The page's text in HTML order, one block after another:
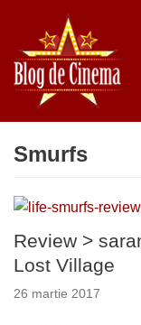
Sari
la
conținut
Smurfs
Review >
Lost Village
26 martie 2017